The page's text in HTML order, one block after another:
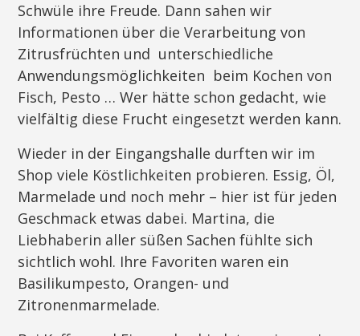
Schwüle ihre Freude. Dann sahen wir
Informationen über die Verarbeitung von
Zitrusfrüchten und unterschiedliche
Anwendungsmöglichkeiten beim Kochen von
Fisch, Pesto … Wer hätte schon gedacht, wie
vielfältig diese Frucht eingesetzt werden kann.
Wieder in der Eingangshalle durften wir im
Shop viele Köstlichkeiten probieren. Essig, Öl,
Marmelade und noch mehr – hier ist für jeden
Geschmack etwas dabei. Martina, die
Liebhaberin aller süßen Sachen fühlte sich
sichtlich wohl. Ihre Favoriten waren ein
Basilikumpesto, Orangen- und
Zitronenmarmelade.